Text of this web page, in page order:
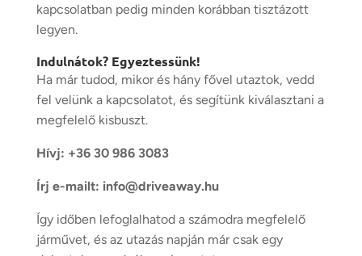
kapcsolatban pedig minden korábban tisztázott
legyen.
Indulnátok? Egyeztessünk!
Ha már tudod, mikor és hány fővel utaztok, vedd
fel velünk a kapcsolatot, és segítünk kiválasztani a
megfelelő kisbuszt.
Hívj: +36 30 986 3083
Írj e-mailt: info@driveaway.hu
Így időben lefoglalhatod a számodra megfelelő
járművet, és az utazás napján már csak egy